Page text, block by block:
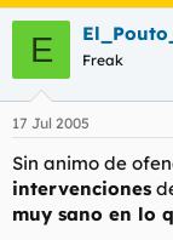
i
c
i
a
d
o
d
e
l
E Freak
17 Jul 2005
Sin animo de
intervenciones
muy sano en lo